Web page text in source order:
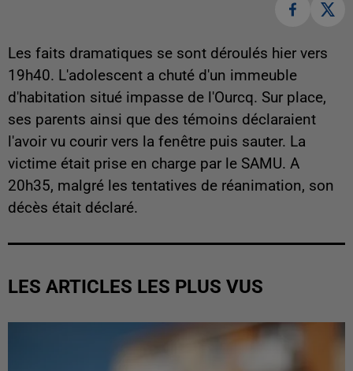
Les faits dramatiques se sont déroulés hier vers
19h40. L'adolescent a chuté d'un immeuble
d'habitation situé impasse de l'Ourcq. Sur place,
ses parents ainsi que des témoins déclaraient
l'avoir vu courir vers la fenêtre puis sauter. La
victime était prise en charge par le SAMU. A
20h35, malgré les tentatives de réanimation, son
décès était déclaré.
LES ARTICLES LES PLUS VUS